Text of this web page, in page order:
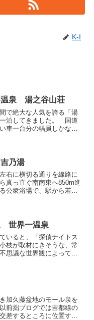
K-I
温泉 湯之谷山荘
で絶大な人気を誇る「湯
泊してきました。 国道
車一台分の幅員しかない
意かも。周...
乃湯
右に横切る通りを線路に
真っ直ぐ南南東へ850m進
公衆浴場で、駅から若干
ていた...
世界一温泉
いると、「探偵ナイトス
枝が取材にきそうな、常
思議な世界観によって構
りました。...
加久藤盆地のモール泉を
前拙ブログでは吉都線の
差するところに位置する